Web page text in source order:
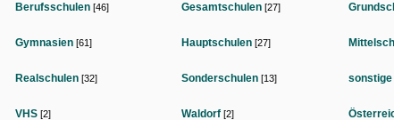
Berufsschulen [46] Gesamtschulen [27]
Gymnasien [61] Hauptschulen [27]
Realschulen [32] Sonderschulen [13] sonstige
VHS [2] Waldorf [2]